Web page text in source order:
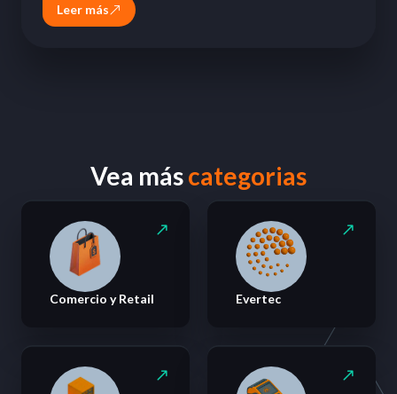
Leer más
Vea máscategorias
Comercio y Retail Evertec